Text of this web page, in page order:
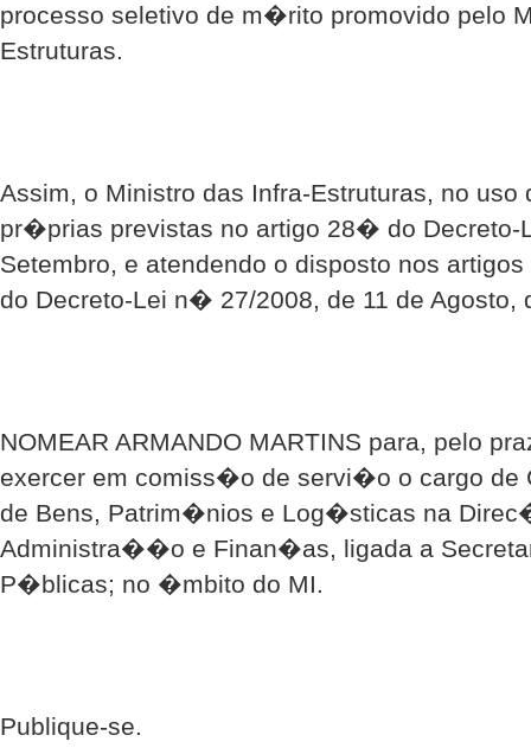
processo seletivo de m�rito promovido pelo
Estruturas.
Assim, o Ministro das Infra-Estruturas, no
pr�prias previstas no artigo 28� do
Setembro, e atendendo o disposto nos
do Decreto-Lei n� 27/2008, de 11 de Agosto,
NOMEAR ARMANDO MARTINS para, pelo
exercer em comiss�o de servi�o o cargo de
de Bens, Patrim�nios e Log�sticas na
Administra��o e Finan�as, ligada a
P�blicas; no �mbito do MI.
Publique-se.